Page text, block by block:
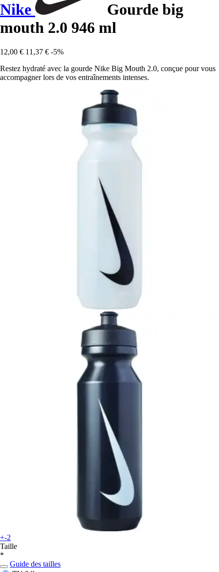
Nike
Gourde big
mouth 2.0 946 ml
12,00 € 11,37 € -5%
Restez hydraté avec la gourde Nike Big Mouth 2.0, conçue pour vous
accompagner lors de vos entraînements intenses.
+-2
Taille
*
Guide des tailles